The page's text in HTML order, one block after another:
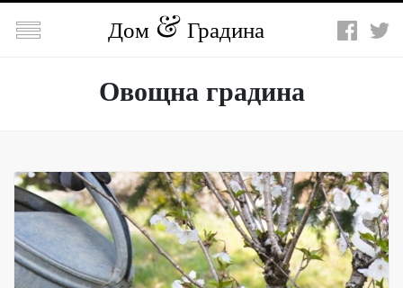
 Дом Градина
Овощна градина